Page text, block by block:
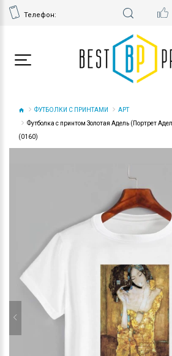
Телефон:
ФУТБОЛКИ С ПРИНТАМИ
АРТ
Футболка с принтом Золотая Адель (Портрет
(0160)